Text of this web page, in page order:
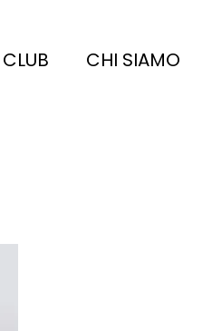
CHI SIAMO